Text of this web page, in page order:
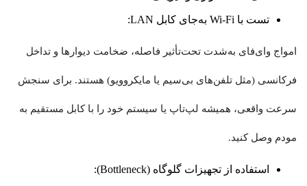
تست با Wi-Fi به‌جای کابل LAN:
امواج وای‌فای به‌شدت تحت‌تأثیر فاصله، ضخامت دیوارها و تداخل
فرکانسی (مثل تلفن‌های بی‌سیم یا مایکروویو) هستند. برای سنجش
سرعت واقعی، همیشه لپ‌تاپ یا سیستم خود را با کابل مستقیم به
مودم وصل کنید.
استفاده از تجهیزات گلوگاه (Bottleneck):